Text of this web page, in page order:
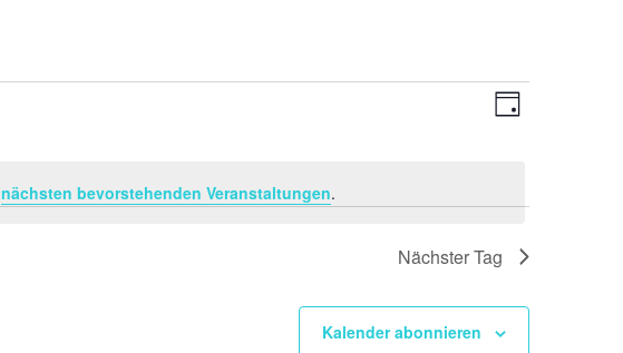
nächsten bevorstehenden Veranstaltungen.
Ansichten-
Navigation
Ansichten-
Tag
Nächster Tag
Kalender abonnieren